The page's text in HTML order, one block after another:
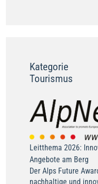
Kategorie
Tourismus
Leitthema 2026:
Angebote am Berg
Der Alps Future
nachhaltige und